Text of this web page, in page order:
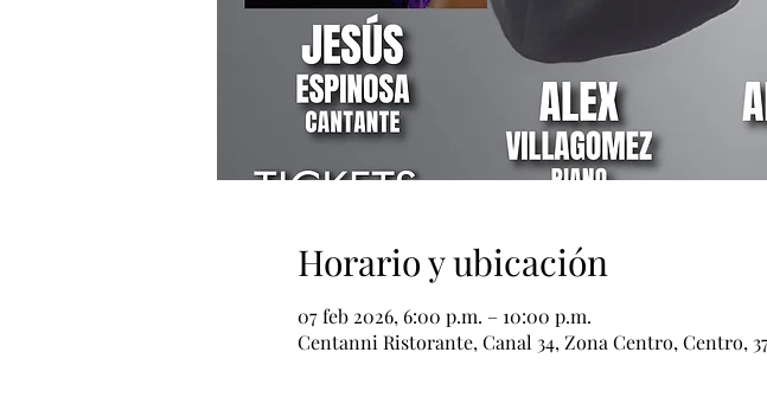
Horario y ubicación
07 feb 2026, 6:00 p.m. – 10:00 p.m.
Centanni Ristorante, Canal 34, Zona Centro, Centro,